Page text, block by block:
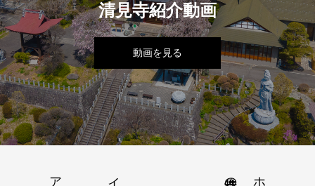
清見寺紹介動画
動画を見る
清見寺の歴史